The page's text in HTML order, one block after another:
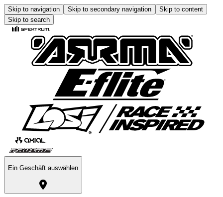
Skip to navigation Skip to secondary navigation
Skip to content
Skip to search
Ein Geschäft auswählen